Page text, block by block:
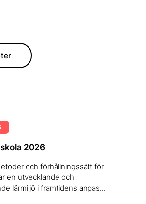
2026
och förhållningssätt för
en utvecklande och
lärmiljö i framtidens anpas...